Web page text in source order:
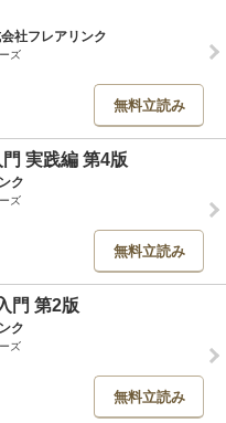
社フレアリンク
ズ
無料立読み
実践編 第4版
ク
ズ
無料立読み
門 第2版
ク
ズ
無料立読み